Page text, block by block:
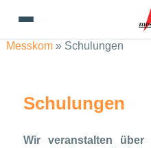
Messkom » Schulungen
Schulungen
Wir veranstalten